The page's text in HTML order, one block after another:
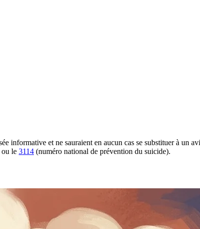
informative et ne sauraient en aucun cas se substituer à un
ou le 3114 (numéro national de prévention du suicide).